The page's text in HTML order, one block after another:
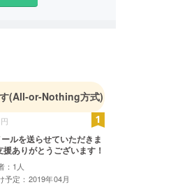
(All-or-Nothing方式)
円
ルを送らせていただきま
援ありがとうございます！
：1人
予定：2019年04月